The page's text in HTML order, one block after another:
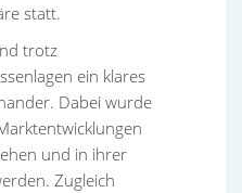
statt.
trotz
ein klares
Dabei wurde
und in ihrer
Zugleich